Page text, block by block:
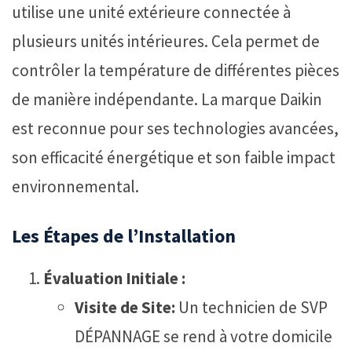
utilise une unité extérieure connectée à
plusieurs unités intérieures. Cela permet de
contrôler la température de différentes pièces
de manière indépendante. La marque Daikin
est reconnue pour ses technologies avancées,
son efficacité énergétique et son faible impact
environnemental.
Les Étapes de l’Installation
Évaluation Initiale :
Visite de Site: Un technicien de SVP
DÉPANNAGE se rend à votre domicile